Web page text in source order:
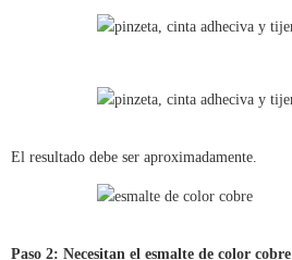
El resultado debe ser aproximadamente.
Paso 2: Necesitan el esmalte de color cobre